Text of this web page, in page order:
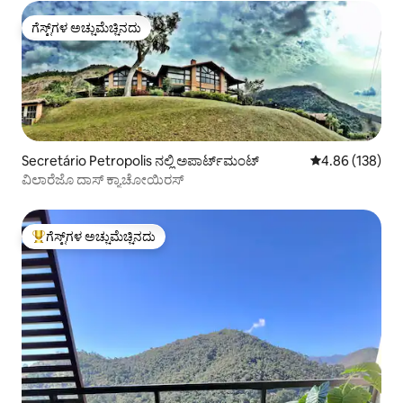
ಗೆಸ್ಟ್‌ಗಳ ಅಚ್ಚುಮೆಚ್ಚಿನದು
ಗೆಸ್ಟ್‌ಗಳ ಅಚ್ಚುಮೆಚ್ಚಿನದು
Secretário Petropolis ನಲ್ಲಿ ಅಪಾರ್ಟ್‌ಮಂಟ್ 5 ರಲ್ಲಿ 4.86
4.86 (138)
ವಿಲಾರೆಜೊ ದಾಸ್ ಕ್ಯಾಚೋಯಿರಸ್
ಗೆಸ್ಟ್‌ಗಳಿಗೆ ಅತಿ ಹೆಚ್ಚು ಅಚ್ಚುಮೆಚ್ಚಿನದು
ಗೆಸ್ಟ್‌ಗಳ ಅಚ್ಚುಮೆಚ್ಚಿನದು